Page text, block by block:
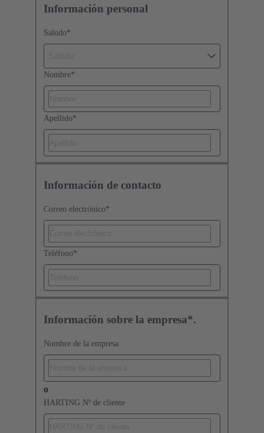
Información personal
Saludo*
Nombre*
Apellido*
Información de contacto
Correo electrónico*
Teléfono*
Información sobre la empresa*.
Nombre de la empresa
o
HARTING Nº de cliente